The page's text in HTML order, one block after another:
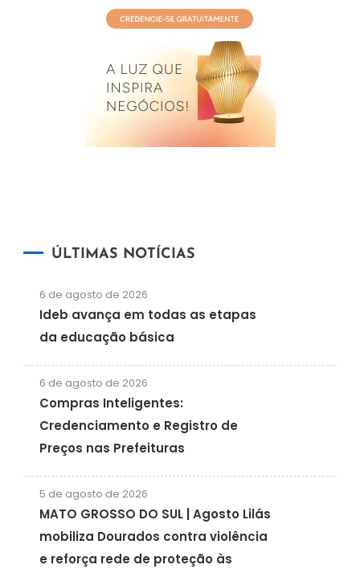
ÚLTIMAS NOTÍCIAS
6 de agosto de 2026
Ideb avança em todas as etapas
da educação básica
6 de agosto de 2026
Compras Inteligentes:
Credenciamento e Registro de
Preços nas Prefeituras
5 de agosto de 2026
MATO GROSSO DO SUL | Agosto Lilás
mobiliza Dourados contra violência
e reforça rede de proteção às